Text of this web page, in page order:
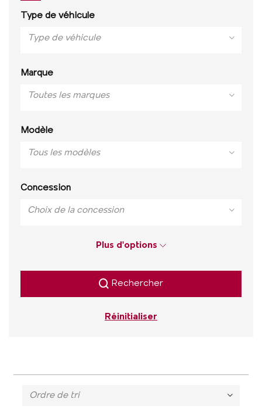
Type de véhicule
Type de véhicule
Marque
Toutes les marques
Modèle
Tous les modèles
Concession
Choix de la concession
Plus d'options
Rechercher
Réinitialiser
Ordre de tri